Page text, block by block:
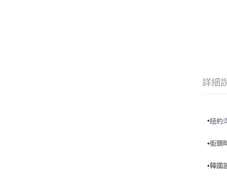
詳細
•紐約
•街頭
•韓國